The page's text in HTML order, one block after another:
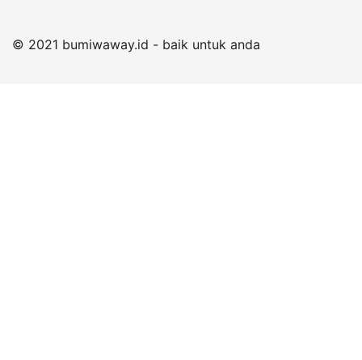
© 2021 bumiwaway.id - baik untuk anda